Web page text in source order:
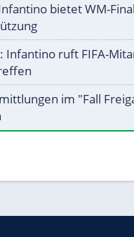
bietet WM-
Infantino ruft FIFA-
im "Fall